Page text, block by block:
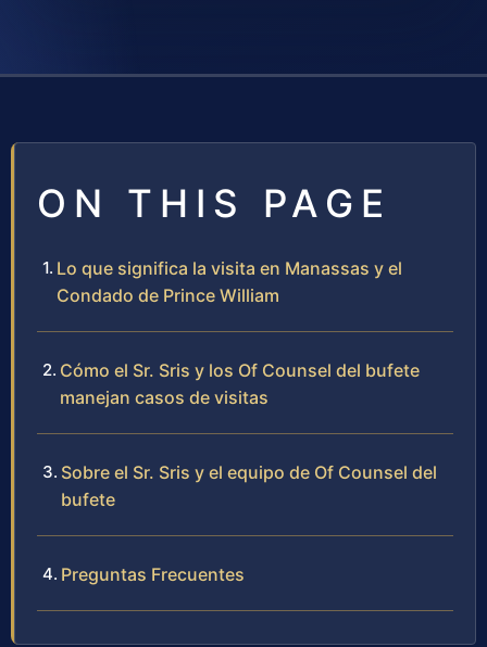
ON THIS PAGE
Lo que significa la visita en Manassas y el
Condado de Prince William
Cómo el Sr. Sris y los Of Counsel del bufete
manejan casos de visitas
Sobre el Sr. Sris y el equipo de Of Counsel del
bufete
Preguntas Frecuentes